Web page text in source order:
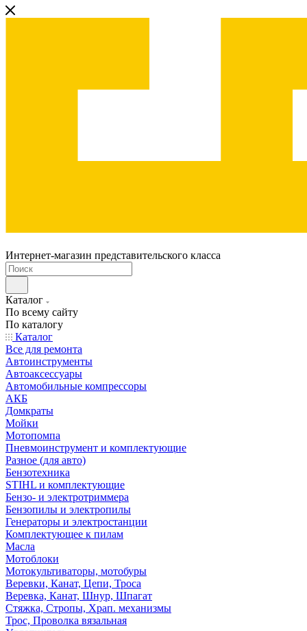
Интернет-магазин представительского класса
Каталог
По всему сайту
По каталогу
Каталог
Все для ремонта
Автоинструменты
Автоаксессуары
Автомобильные компрессоры
АКБ
Домкраты
Мойки
Мотопомпа
Пневмоинструмент и комплектующие
Разное (для авто)
Бензотехника
STIHL и комплектующие
Бензо- и электротриммера
Бензопилы и электропилы
Генераторы и электростанции
Комплектующее к пилам
Масла
Мотоблоки
Мотокультиваторы, мотобуры
Веревки, Канат, Цепи, Троса
Веревка, Канат, Шнур, Шпагат
Стяжка, Стропы, Храп. механизмы
Трос, Проволка вязальная